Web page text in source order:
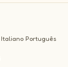
Italiano Português